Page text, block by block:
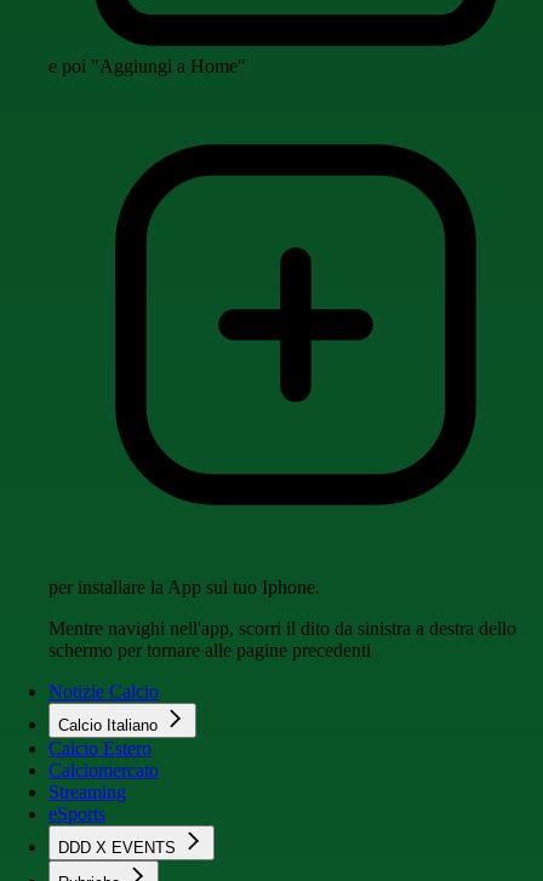
e poi "Aggiungi a Home"
per installare la App sul tuo Iphone.
Mentre navighi nell'app, scorri il dito da sinistra a destra dello
schermo per tornare alle pagine precedenti
Notizie Calcio
Calcio Italiano
Calcio Estero
Calciomercato
Streaming
eSports
DDD X EVENTS